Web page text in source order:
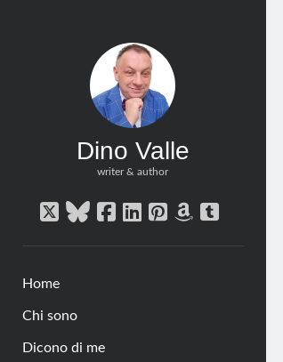
Dino Valle
writer & author
twitterbluesky
facebook
linkedin
pinterest
amazon
tumblr
Home
Chi sono
Dicono di me